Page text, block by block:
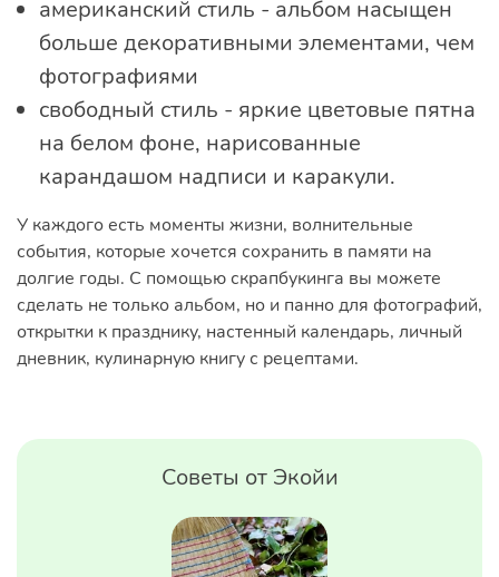
американский стиль - альбом насыщен
больше декоративными элементами, чем
фотографиями
свободный стиль - яркие цветовые пятна
на белом фоне, нарисованные
карандашом надписи и каракули.
У каждого есть моменты жизни, волнительные
события, которые хочется сохранить в памяти на
долгие годы. С помощью скрапбукинга вы можете
сделать не только альбом, но и панно для фотографий,
открытки к празднику, настенный календарь, личный
дневник, кулинарную книгу с рецептами.
Советы от Экойи